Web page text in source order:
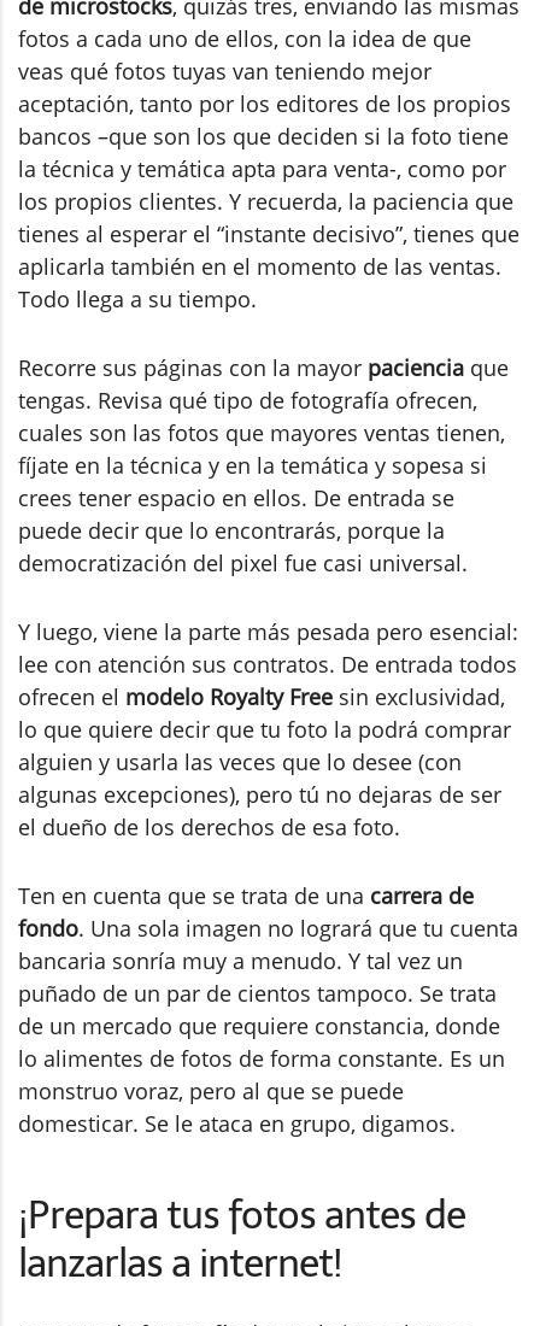
de microstocks, quizás tres, enviando las mismas
fotos a cada uno de ellos, con la idea de que
veas qué fotos tuyas van teniendo mejor
aceptación, tanto por los editores de los propios
bancos –que son los que deciden si la foto tiene
la técnica y temática apta para venta-, como por
los propios clientes. Y recuerda, la paciencia que
tienes al esperar el “instante decisivo”, tienes que
aplicarla también en el momento de las ventas.
Todo llega a su tiempo.
Recorre sus páginas con la mayor paciencia que
tengas. Revisa qué tipo de fotografía ofrecen,
cuales son las fotos que mayores ventas tienen,
fíjate en la técnica y en la temática y sopesa si
crees tener espacio en ellos. De entrada se
puede decir que lo encontrarás, porque la
democratización del pixel fue casi universal.
Y luego, viene la parte más pesada pero esencial:
lee con atención sus contratos. De entrada todos
ofrecen el modelo Royalty Free sin exclusividad,
lo que quiere decir que tu foto la podrá comprar
alguien y usarla las veces que lo desee (con
algunas excepciones), pero tú no dejaras de ser
el dueño de los derechos de esa foto.
Ten en cuenta que se trata de una carrera de
fondo. Una sola imagen no logrará que tu cuenta
bancaria sonría muy a menudo. Y tal vez un
puñado de un par de cientos tampoco. Se trata
de un mercado que requiere constancia, donde
lo alimentes de fotos de forma constante. Es un
monstruo voraz, pero al que se puede
domesticar. Se le ataca en grupo, digamos.
¡Prepara tus fotos antes de
lanzarlas a internet!